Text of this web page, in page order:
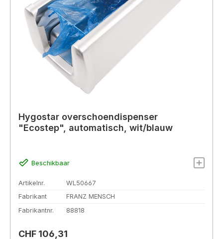
Hygostar overschoendispenser
"Ecostep", automatisch, wit/blauw
Beschikbaar
Artikelnr.
WL50667
Fabrikant
FRANZ MENSCH
Fabrikantnr.
88818
Normale prijs:
CHF 106,31